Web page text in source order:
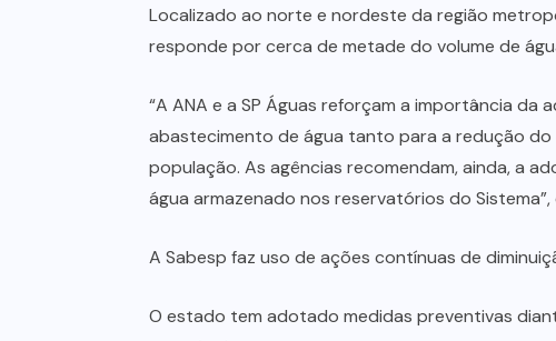
Localizado ao norte e nordeste da região
responde por cerca de metade do volume de
“A ANA e a SP Águas reforçam a importância
abastecimento de água tanto para a redução
população. As agências recomendam, ainda, a
água armazenado nos reservatórios do
A Sabesp faz uso de ações contínuas de
O estado tem adotado medidas preventivas